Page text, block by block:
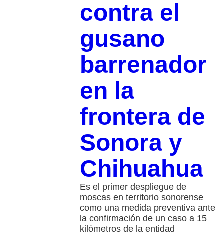
contra el
gusano
barrenador
en la
frontera de
Sonora y
Chihuahua
Es el primer despliegue de
moscas en territorio sonorense
como una medida preventiva ante
la confirmación de un caso a 15
kilómetros de la entidad